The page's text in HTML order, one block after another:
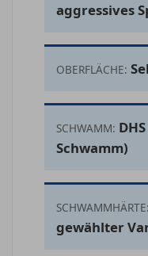
aggressives
OBERFLÄCHE:
SCHWAMM:
Schwamm)
SCHWAMMHÄRTE:
gewählter